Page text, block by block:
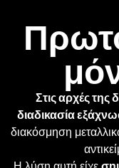
Στις αρχές της
διαδικασία
διακόσμηση